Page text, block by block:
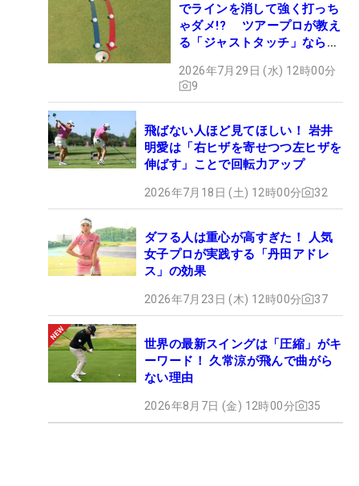
でラインを消して強く打っち
ゃダメ!? ツアープロが教え
る「ジャストタッチ」なら3
2026年7月29日 (水) 12時00分
9
飛ばない人ほど見てほしい！ 岩井
明愛は「右ヒザを寄せつつ左ヒザを
伸ばす」ことで回転力アップ
2026年7月18日 (土) 12時00分 32
ダフる人は重心が高すぎた！ 人気
女子プロが実践する「丹田アドレ
ス」の効果
2026年7月23日 (木) 12時00分 37
世界の最新スイングは「圧縮」がキ
ーワード！ 久常涼が飛んで曲がら
ない理由
2026年8月7日 (金) 12時00分 35